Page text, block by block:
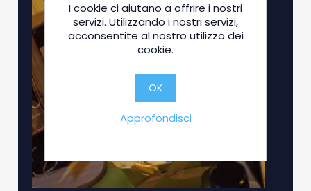
I cookie ci aiutano a offrire i nostri
servizi. Utilizzando i nostri servizi,
acconsentite al nostro utilizzo dei
cookie.
OK
Approfondisci